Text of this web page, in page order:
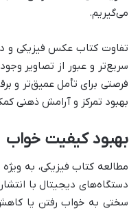
می‌گیریم.
تفاوت کتاب عکس فیزیکی و
سریع‌تر و عبور از تصاویر
فرصتی برای تأمل عمیق‌تر و
بهبود تمرکز و آرامش ذهنی
بهبود کیفیت خواب
مطالعه کتاب فیزیکی، به
دستگاه‌های دیجیتال با
سختی به خواب رفتن یا